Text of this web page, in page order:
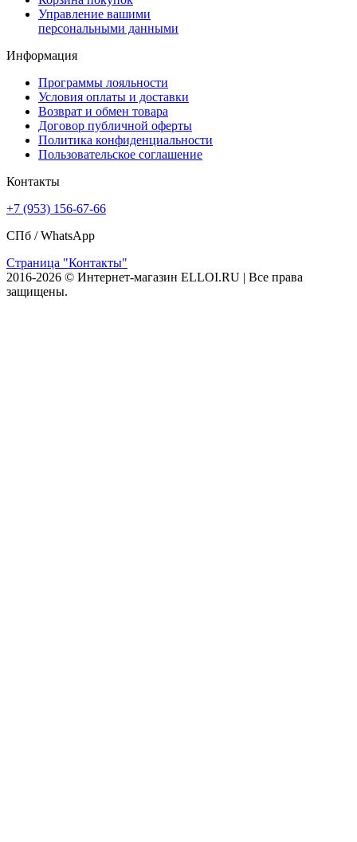
Управление вашими
персональными данными
Информация
Программы лояльности
Условия оплаты и доставки
Возврат и обмен товара
Договор публичной оферты
Политика конфиденциальности
Пользовательское соглашение
Контакты
+7 (953) 156-67-66
СПб /WhatsApp
Страница "Контакты"
2016-2026 © Интернет-магазин ELLOI.RU | Все права
защищены.